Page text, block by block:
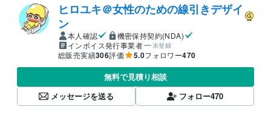
ヒロユキ＠女性のための線引きデザイ
ン
本人確認
機密保持契約(NDA)
インボイス発行事業者
未登録
総販売実績306評価 5.0フォロワー470
無料で見積り相談
メッセージを送る
フォロー470